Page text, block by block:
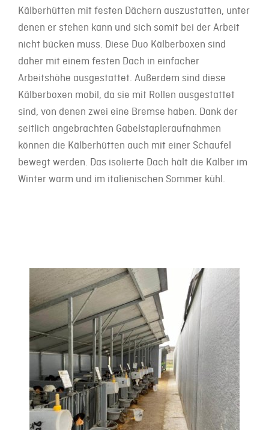
Kälberhütten mit festen Dächern auszustatten, unter
denen er stehen kann und sich somit bei der Arbeit
nicht bücken muss. Diese Duo Kälberboxen sind
daher mit einem festen Dach in einfacher
Arbeitshöhe ausgestattet. Außerdem sind diese
Kälberboxen mobil, da sie mit Rollen ausgestattet
sind, von denen zwei eine Bremse haben. Dank der
seitlich angebrachten Gabelstapleraufnahmen
können die Kälberhütten auch mit einer Schaufel
bewegt werden. Das isolierte Dach hält die Kälber im
Winter warm und im italienischen Sommer kühl.